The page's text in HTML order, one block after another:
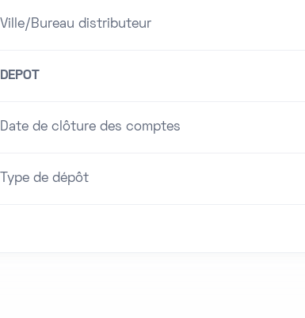
Ville/Bureau distributeur
DEPOT
Date de clôture des comptes
Type de dépôt